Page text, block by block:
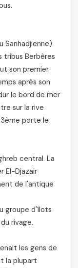
Sanhadjienne)
tribus Berbères
son premier
après son
le bord de mer
sur la rive
porte le
central. La
El-Djazair
de l'antique
groupe d'îlots
rivage.
les gens de
la plupart